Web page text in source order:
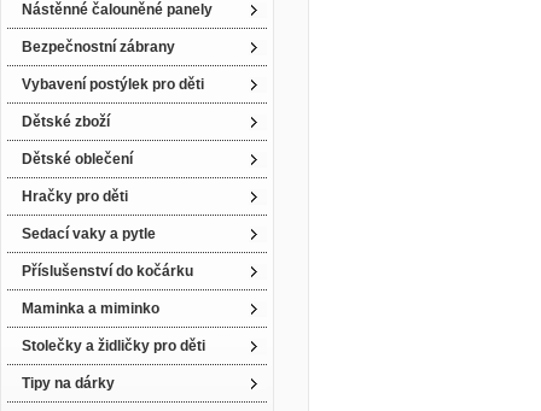
Nástěnné čalouněné panely
Bezpečnostní zábrany
Vybavení postýlek pro děti
Dětské zboží
Dětské oblečení
Hračky pro děti
Sedací vaky a pytle
Příslušenství do kočárku
Maminka a miminko
Stolečky a židličky pro děti
Tipy na dárky